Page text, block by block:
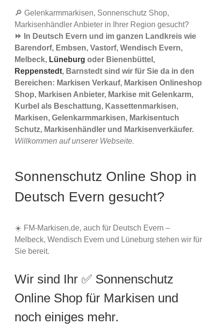
🔎 Gelenkarmmarkisen, Sonnenschutz Shop,
Markisenhändler Anbieter in Ihrer Region gesucht?
⏩ In Deutsch Evern und im ganzen Landkreis wie
Barendorf, Embsen, Vastorf, Wendisch Evern,
Melbeck, Lüneburg oder Bienenbüttel,
Reppenstedt, Barnstedt sind wir für Sie da in den
Bereichen: Markisen Verkauf, Markisen Onlineshop
Shop, Markisen Anbieter, Markise mit Gelenkarm,
Kurbel als Beschattung, Kassettenmarkisen,
Markisen, Gelenkarmmarkisen, Markisentuch
Schutz, Markisenhändler und Markisenverkäufer.
Willkommen auf unserer Webseite.
Sonnenschutz Online Shop in
Deutsch Evern gesucht?
☀️ FM-Markisen.de, auch für Deutsch Evern –
Melbeck, Wendisch Evern und Lüneburg stehen wir für
Sie bereit.
Wir sind Ihr ✅ Sonnenschutz
Online Shop für Markisen und
noch einiges mehr.